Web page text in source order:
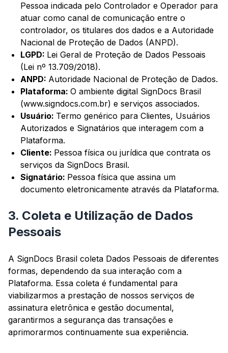
Pessoa indicada pelo Controlador e Operador para
atuar como canal de comunicação entre o
controlador, os titulares dos dados e a Autoridade
Nacional de Proteção de Dados (ANPD).
LGPD: Lei Geral de Proteção de Dados Pessoais
(Lei nº 13.709/2018).
ANPD: Autoridade Nacional de Proteção de Dados.
Plataforma: O ambiente digital SignDocs Brasil
(www.signdocs.com.br) e serviços associados.
Usuário: Termo genérico para Clientes, Usuários
Autorizados e Signatários que interagem com a
Plataforma.
Cliente: Pessoa física ou jurídica que contrata os
serviços da SignDocs Brasil.
Signatário: Pessoa física que assina um
documento eletronicamente através da Plataforma.
3. Coleta e Utilização de Dados
Pessoais
A SignDocs Brasil coleta Dados Pessoais de diferentes
formas, dependendo da sua interação com a
Plataforma. Essa coleta é fundamental para
viabilizarmos a prestação de nossos serviços de
assinatura eletrônica e gestão documental,
garantirmos a segurança das transações e
aprimorarmos continuamente sua experiência.